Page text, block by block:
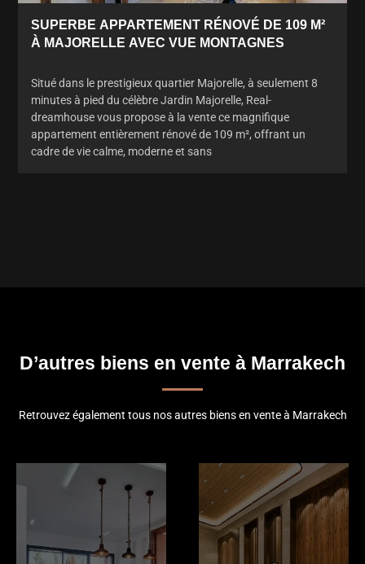
SUPERBE APPARTEMENT RÉNOVÉ DE 109 M²
À MAJORELLE AVEC VUE MONTAGNES
Situé dans le prestigieux quartier Majorelle, à seulement 8
minutes à pied du célèbre Jardin Majorelle, Real-
dreamhouse vous propose à la vente ce magnifique
appartement entièrement rénové de 109 m², offrant un
cadre de vie calme, moderne et sans
D’autres biens en vente à Marrakech
Retrouvez également tous nos autres biens en vente à Marrakech